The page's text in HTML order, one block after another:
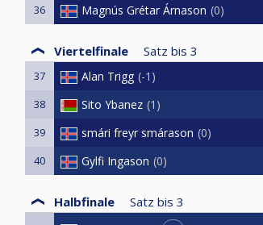
36 Magnús Grétar Árnason 0
Viertelfinale Satz bis 3
37 Alan Trigg -1
38 Sito Ybanez 1
39 smári freyr smárason 0
40 Gylfi Ingason 0
Halbfinale Satz bis 3